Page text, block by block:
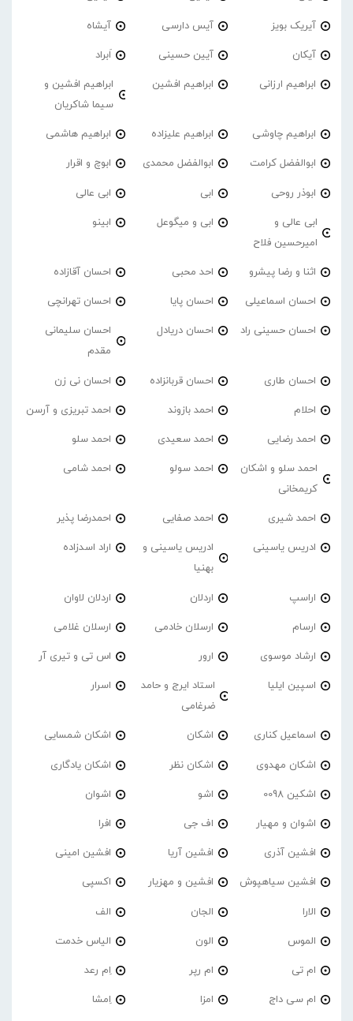
آیریک بویز آیس دارسی آیشاه
آیکان آیین حسینی اَبراد
ابراهیم ارزانی ابراهیم افشین
ابراهیم افشین و
سیما شاکریان
ابراهیم چاوشی ابراهیم علیزاده ابراهیم هاشمی
ابوالفضل کرامت ابوالفضل محمدی ابوچ و اقرار
ابوذر روحی ابی ابی عالی
ابی عالی و
امیرحسین فلاح
ابی و میگوعل ابینو
اثنا و رضا پیشرو احد محبی احسان آقازاده
احسان اسماعیلی احسان پایا احسان تهرانچی
احسان حسینی راد احسان دریادل
احسان سلیمانی
مقدم
احسان طاری احسان قربانزاده احسان نی زن
احلام احمد بازوند احمد تبریزی و آرسن
احمد‌ رضایی احمد سعیدی احمد سلو
احمد سلو و اشکان
کریمخانی
احمد سولو احمد شامی
احمد شیری احمد صفایی احمدرضا پذیر
ادریس یاسینی
ادریس یاسینی و
بهنیا
اراد اسدزاده
اراسپ اردلان اردلان لاوان
ارسام ارسلان خادمی ارسلان غلامی
ارشاد موسوی ارور اس تی و تیری آر
اسپین ایلیا
استاد ایرج و حامد
ضرغامی
اسرار
اسماعیل کناری اشکان اشکان شمسایی
اشکان مهدوی اشکان نظر اشکان یادگاری
اشکین 0098 اشو اشوان
اشوان و مهیار اف جی افرا
افشین آذری افشین آریا افشین امینی
افشین سیاهپوش افشین و مهزیار اکسپی
الارا الجان الف
الموس الون الیاس خدمت
ام تی ام رپر اِم رعد
ام سی داج امزا اِمشا